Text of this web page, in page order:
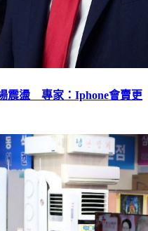
震盪 專家：Iphone會賣更